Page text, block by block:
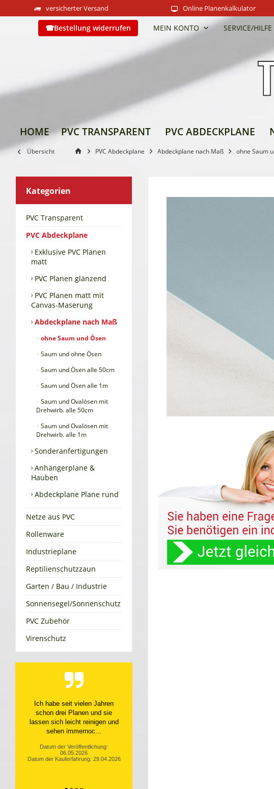
versicherter Versand Online Planenkalkulator
Bestellung widerrufen MEIN KONTO SERVICE/HILFE
HOME PVC TRANSPARENT PVC ABDECKPLANE
Übersicht PVC Abdeckplane Abdeckplane nach Maß ohne Saum
Kategorien
PVC Transparent
PVC Abdeckplane
Exklusive PVC Planen
matt
PVC Planen glänzend
PVC Planen matt mit
Canvas-Maserung
Abdeckplane nach Maß
ohne Saum und Ösen
Saum und ohne Ösen
Saum und Ösen alle 50cm
Saum und Ösen alle 1m
Saum und Ovalösen mit
Drehwirb. alle 50cm
Saum und Ovalösen mit
Drehwirb. alle 1m
Sonderanfertigungen
Anhängerplane &
Hauben
Abdeckplane Plane rund
Netze aus PVC
Rollenware
Industrieplane
Reptilienschutzzaun
Garten / Bau / Industrie
Sonnensegel/Sonnenschutz
PVC Zubehör
Virenschutz
Top Service, top Produkt
Datum der Veröffentlichung:
10.04.2026
Datum der Kauferfahrung: 31.03.2026